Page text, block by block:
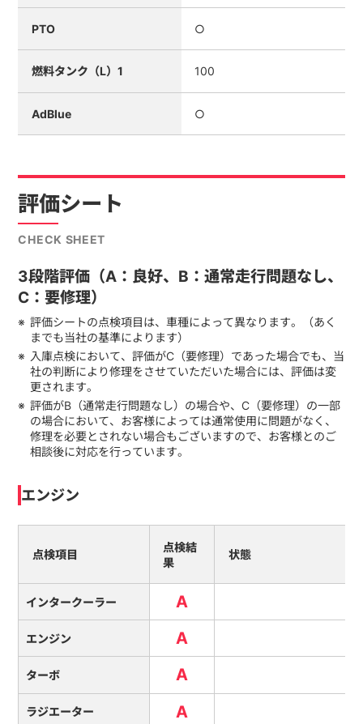
PTO ○
燃料タンク（L）1 100
AdBlue ○
評価シート
CHECK SHEET
3段階評価（A：良好、B：通常走行問題なし、
C：要修理）
評価シートの点検項目は、車種によって異なります。（あく
までも当社の基準によります）
入庫点検において、評価がC（要修理）であった場合でも、当
社の判断により修理をさせていただいた場合には、評価は変
更されます。
評価がB（通常走行問題なし）の場合や、C（要修理）の一部
の場合において、お客様によっては通常使用に問題がなく、
修理を必要とされない場合もございますので、お客様とのご
相談後に対応を行っています。
エンジン
点検項目
点検結
果
状態
インタークーラー A
エンジン A
ターボ A
ラジエーター A